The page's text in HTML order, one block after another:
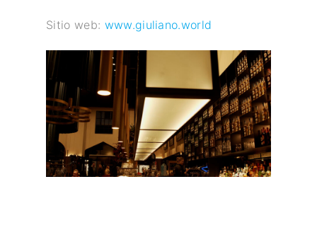
Sitio web: www.giuliano.world